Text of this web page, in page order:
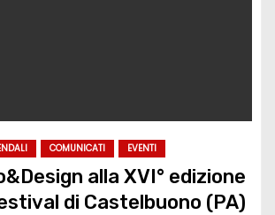
COMUNICATI EVENTI
alla XVI° edizione
di Castelbuono (PA)